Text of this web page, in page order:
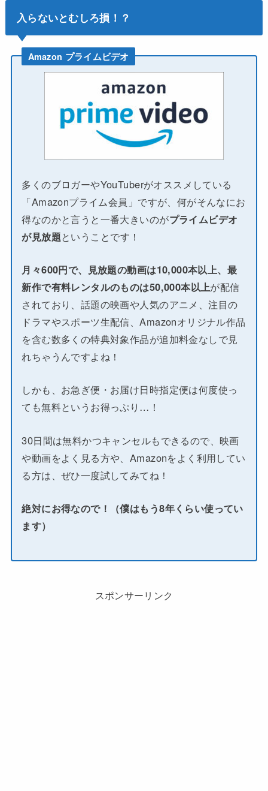
入らないとむしろ損！？
Amazon プライムビデオ
多くのブロガーやYouTuberがオススメしている
「Amazonプライム会員」ですが、何がそんなにお
得なのかと言うと一番大きいのがプライムビデオ
が見放題ということです！
月々600円で、見放題の動画は10,000本以上、最
新作で有料レンタルのものは50,000本以上が配信
されており、話題の映画や人気のアニメ、注目の
ドラマやスポーツ生配信、Amazonオリジナル作品
を含む数多くの特典対象作品が追加料金なしで見
れちゃうんですよね！
しかも、お急ぎ便・お届け日時指定便は何度使っ
ても無料というお得っぷり…！
30日間は無料かつキャンセルもできるので、映画
や動画をよく見る方や、Amazonをよく利用してい
る方は、ぜひ一度試してみてね！
絶対にお得なので！（僕はもう8年くらい使ってい
ます）
スポンサーリンク